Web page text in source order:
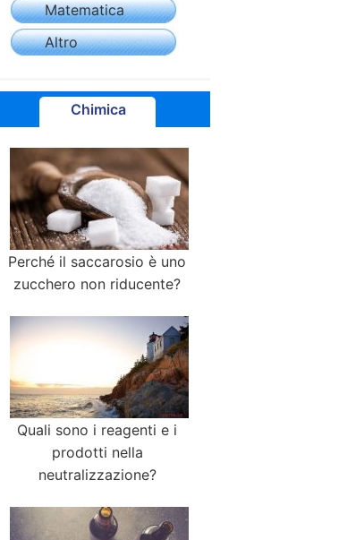
Matematica
Altro
Chimica
Perché il saccarosio è uno
zucchero non riducente?
Quali sono i reagenti e i
prodotti nella
neutralizzazione?